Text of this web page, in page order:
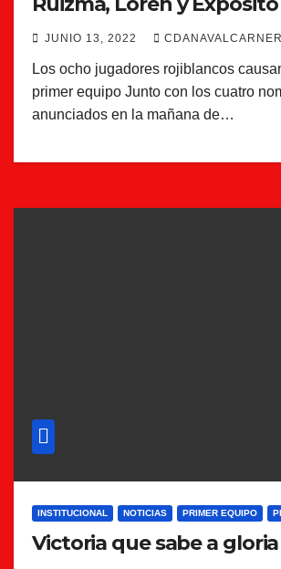
JUNIO 13, 2022
Los ocho jugadores rojiblancos
primer equipo Junto con los cuatro
anunciados en la mañana de…
INSTITUCIONAL NOTICIAS PRIMER EQUIPO
Victoria que sabe a gloria